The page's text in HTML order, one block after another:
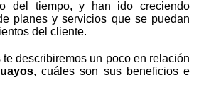
del tiempo, y han ido creciendo
planes y servicios que se puedan
del cliente.
describiremos un poco en relación
, cuáles son sus beneficios e